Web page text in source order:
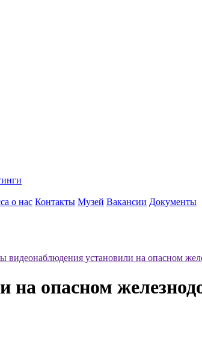
о нас Контакты Музей Вакансии Документы
видеонаблюдения установили на опасном
опасном